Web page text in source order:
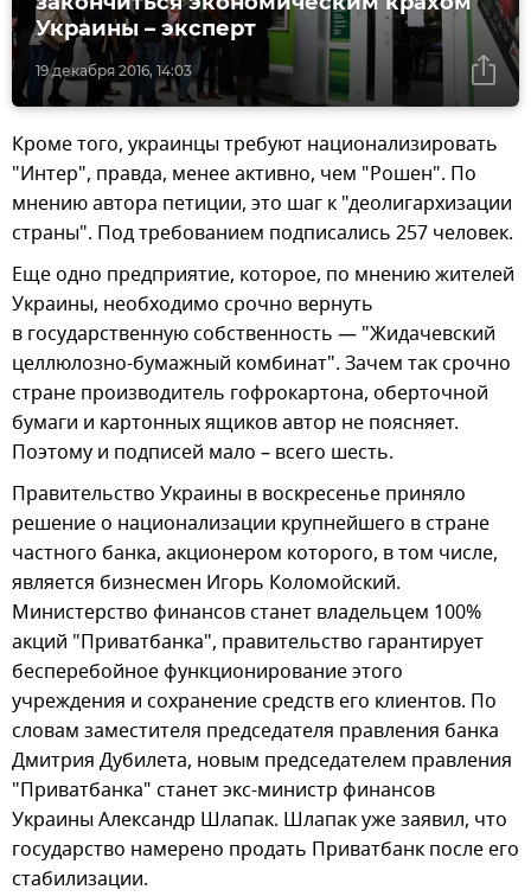
19 декабря 2016, 14:03
Украины – эксперт
Кроме того, украинцы требуют национализировать
"Интер", правда, менее активно, чем "Рошен". По
мнению автора петиции, это шаг к "деолигархизации
страны". Под требованием подписались 257 человек.
Еще одно предприятие, которое, по мнению жителей
Украины, необходимо срочно вернуть
в государственную собственность — "Жидачевский
целлюлозно-бумажный комбинат". Зачем так срочно
стране производитель гофрокартона, оберточной
бумаги и картонных ящиков автор не поясняет.
Поэтому и подписей мало – всего шесть.
Правительство Украины в воскресенье приняло
решение о национализации крупнейшего в стране
частного банка, акционером которого, в том числе,
является бизнесмен Игорь Коломойский.
Министерство финансов станет владельцем 100%
акций "Приватбанка", правительство гарантирует
бесперебойное функционирование этого
учреждения и сохранение средств его клиентов. По
словам заместителя председателя правления банка
Дмитрия Дубилета, новым председателем правления
"Приватбанка" станет экс-министр финансов
Украины Александр Шлапак. Шлапак уже заявил, что
государство намерено продать Приватбанк после его
стабилизации.